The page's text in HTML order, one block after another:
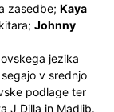
zasedbe; Kaya
Johnny
jezika
v srednjo
podlage ter
J Dilla in Madlib.